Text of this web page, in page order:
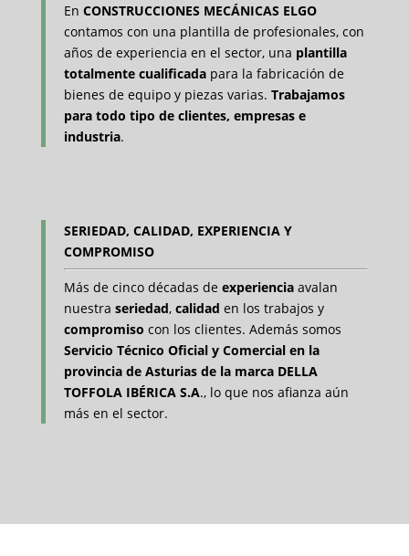
En CONSTRUCCIONES MECÁNICAS ELGO
contamos con una plantilla de profesionales, con
años de experiencia en el sector, una plantilla
totalmente cualificadapara la fabricación de
bienes de equipo y piezas varias. Trabajamos
para todo tipo de clientes, empresas e
industria.
SERIEDAD, CALIDAD, EXPERIENCIA Y
COMPROMISO
Más de cinco décadas de experienciaavalan
nuestra seriedad, calidad en los trabajos y
compromiso con los clientes. Además somos
Servicio Técnico Oficial y Comercial en la
provincia de Asturias de la marca DELLA
TOFFOLA IBÉRICA S.A., lo que nos afianza aún
más en el sector.